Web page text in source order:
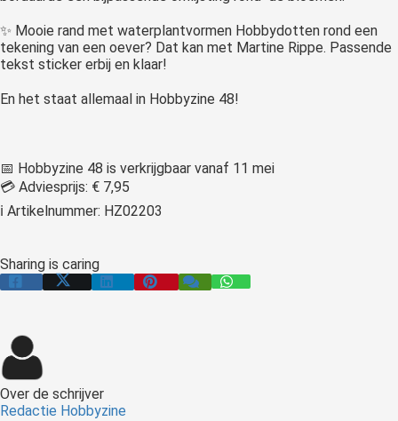
✨ Mooie rand met waterplantvormen Hobbydotten rond een
tekening van een oever? Dat kan met Martine Rippe. Passende
tekst sticker erbij en klaar!
En het staat allemaal in Hobbyzine 48!
📅 Hobbyzine 48 is verkrijgbaar vanaf 11 mei
💳 Adviesprijs: € 7,95
ℹ Artikelnummer: HZ02203
Sharing is caring
Over de schrijver
Redactie Hobbyzine